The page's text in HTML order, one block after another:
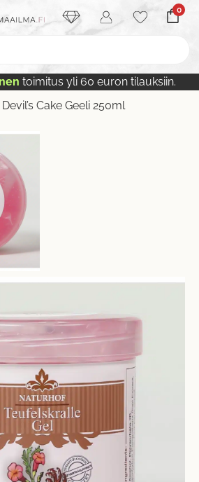
0
toimitus yli 60 euron tilauksiin.
Devil’s Cake Geeli 250ml